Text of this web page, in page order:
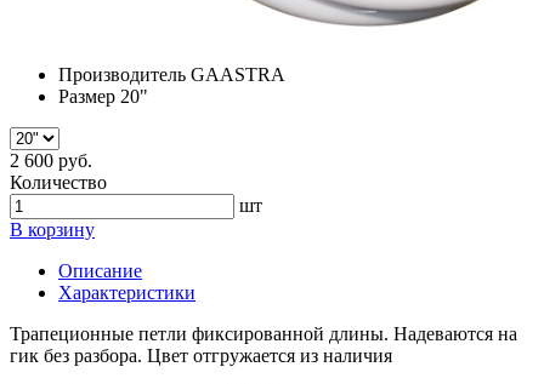
Производитель GAASTRA
Размер 20"
2 600 руб.
Количество
шт
В корзину
Описание
Характеристики
Трапеционные петли фиксированной длины. Надеваются на
гик без разбора. Цвет отгружается из наличия